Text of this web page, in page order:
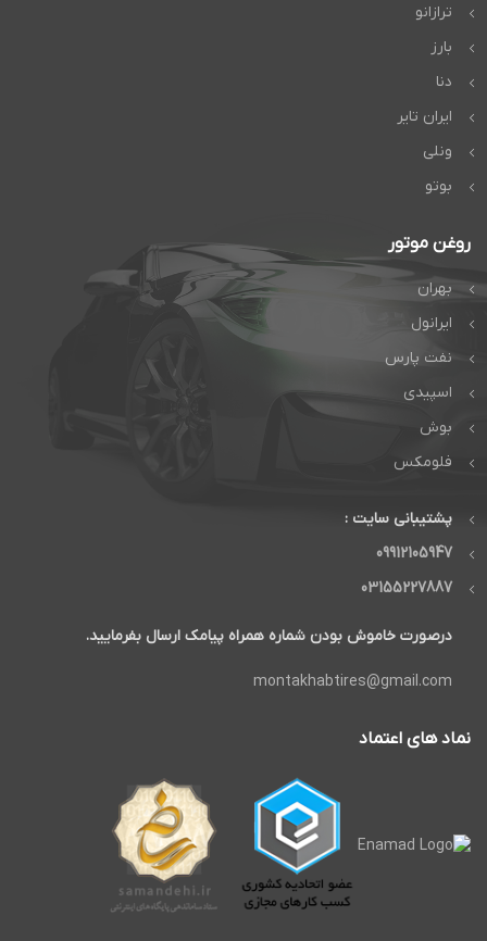
ترازانو
بارز
دنا
ایران تایر
ونلی
بوتو
روغن موتور
بهران
ایرانول
نفت پارس
اسپیدی
بوش
فلومکس
پشتیبانی سایت :
09912105947
03155227887
درصورت خاموش بودن شماره همراه پیامک ارسال بفرمایید.
montakhabtires@gmail.com
نماد های اعتماد